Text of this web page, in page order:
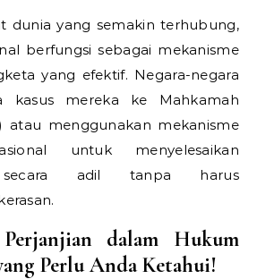
dunia yang semakin terhubung,
berfungsi sebagai mekanisme
yang efektif. Negara-negara
kasus mereka ke Mahkamah
atau menggunakan mekanisme
untuk menyelesaikan
secara adil tanpa harus
dalam Hukum
Perlu Anda Ketahui!